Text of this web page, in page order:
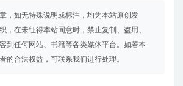
，如无特殊说明或标注，均为本站原创发
，在未征得本站同意时，禁止复制、盗用、
到任何网站、书籍等各类媒体平台。如若本
的合法权益，可联系我们进行处理。